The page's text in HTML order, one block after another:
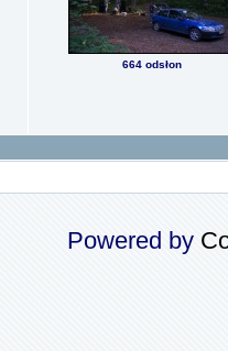
664 odsłon
Powered by